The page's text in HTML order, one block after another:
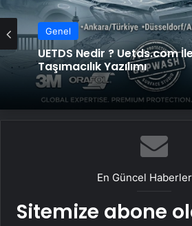
Genel
UETDS Nedir ? Uetds.com
Genel
Datahost İle Güvenilir
En Güncel
Sitemize abone